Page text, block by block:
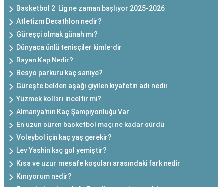
Basketbol 2. Lig ne zaman başlıyor 2025-2026
Atletizm Decathlon nedir?
Güreşçi olmak günah mı?
Dünyaca ünlü tenisçiler kimlerdir
Bayan Kap Nedir?
Besyo parkuru kaç saniye?
Güreşte belden aşağı giyilen kıyafetin adı nedir
Yüzmek kolları inceltir mi?
Almanya'nın Kaç Şampiyonluğu Var
En uzun süren basketbol maçı ne kadar sürdü
Voleybol için kaç yaş gerekir?
Lev Yashin kaç gol yemiştir?
Kısa ve uzun mesafe koşuları arasındaki fark nedir
Kınıyorum nedir?